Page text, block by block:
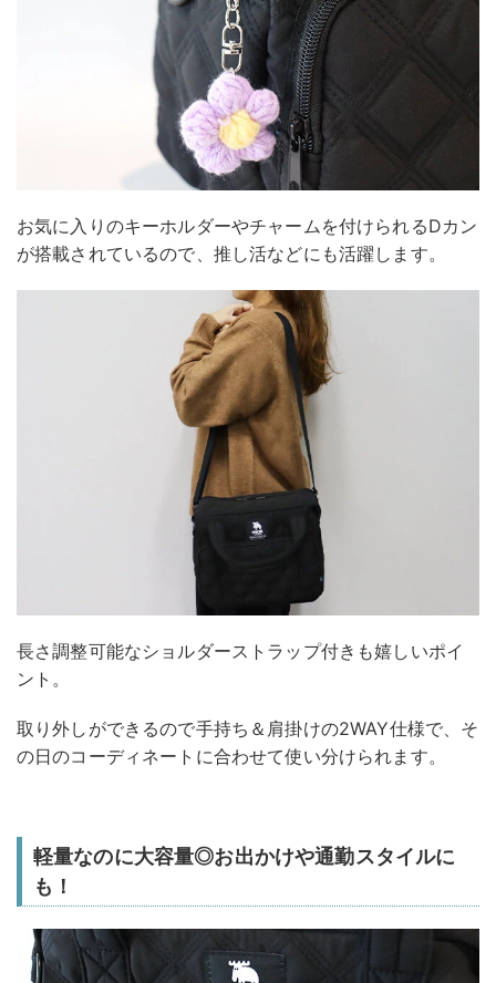
お気に入りのキーホルダーやチャームを付けられるDカン
が搭載されているので、推し活などにも活躍します。
長さ調整可能なショルダーストラップ付きも嬉しいポイ
ント。
取り外しができるので手持ち＆肩掛けの2WAY仕様で、そ
の日のコーディネートに合わせて使い分けられます。
軽量なのに大容量◎お出かけや通勤スタイルに
も！